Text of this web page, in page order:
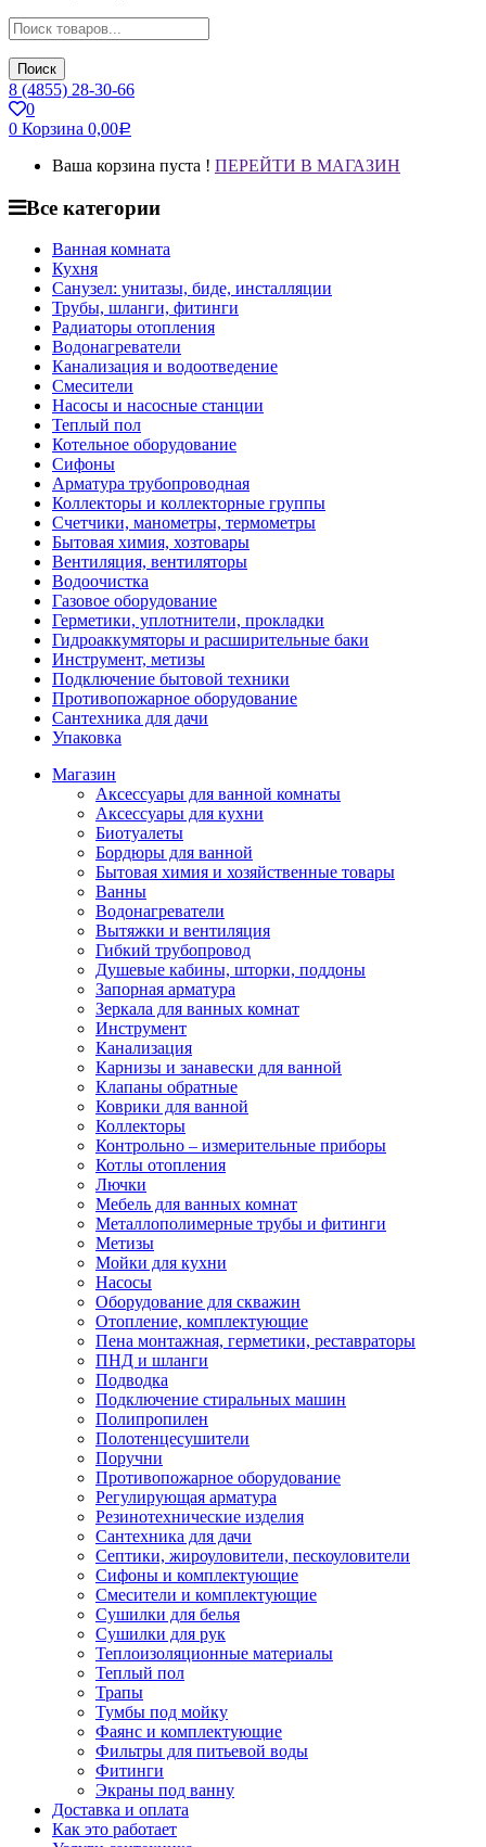
Поиск
8 (4855) 28-30-66
0
0 Корзина 0,00Р
Ваша корзина пуста ! ПЕРЕЙТИ В МАГАЗИН
Все категории
Ванная комната
Кухня
Санузел: унитазы, биде, инсталляции
Трубы, шланги, фитинги
Радиаторы отопления
Водонагреватели
Канализация и водоотведение
Смесители
Насосы и насосные станции
Теплый пол
Котельное оборудование
Сифоны
Арматура трубопроводная
Коллекторы и коллекторные группы
Счетчики, манометры, термометры
Бытовая химия, хозтовары
Вентиляция, вентиляторы
Водоочистка
Газовое оборудование
Герметики, уплотнители, прокладки
Гидроаккумяторы и расширительные баки
Инструмент, метизы
Подключение бытовой техники
Противопожарное оборудование
Сантехника для дачи
Упаковка
Магазин
Аксессуары для ванной комнаты
Аксессуары для кухни
Биотуалеты
Бордюры для ванной
Бытовая химия и хозяйственные товары
Ванны
Водонагреватели
Вытяжки и вентиляция
Гибкий трубопровод
Душевые кабины, шторки, поддоны
Запорная арматура
Зеркала для ванных комнат
Инструмент
Канализация
Карнизы и занавески для ванной
Клапаны обратные
Коврики для ванной
Коллекторы
Контрольно – измерительные приборы
Котлы отопления
Лючки
Мебель для ванных комнат
Металлополимерные трубы и фитинги
Метизы
Мойки для кухни
Насосы
Оборудование для скважин
Отопление, комплектующие
Пена монтажная, герметики, реставраторы
ПНД и шланги
Подводка
Подключение стиральных машин
Полипропилен
Полотенцесушители
Поручни
Противопожарное оборудование
Регулирующая арматура
Резинотехнические изделия
Сантехника для дачи
Септики, жироуловители, пескоуловители
Сифоны и комплектующие
Смесители и комплектующие
Сушилки для белья
Сушилки для рук
Теплоизоляционные материалы
Теплый пол
Трапы
Тумбы под мойку
Фаянс и комплектующие
Фильтры для питьевой воды
Фитинги
Экраны под ванну
Доставка и оплата
Как это работает